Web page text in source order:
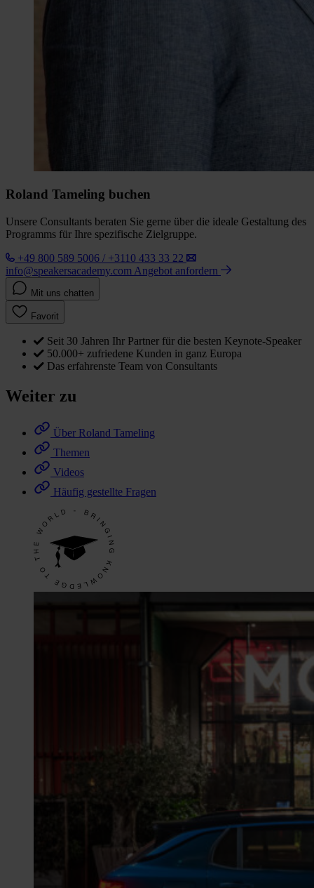
Roland Tameling buchen
Unsere Consultants beraten Sie gerne über die ideale Gestaltung des
Programms für Ihre spezifische Zielgruppe.
+49 800 589 5006 / +3110 433 33 22
info@speakersacademy.com Angebot anfordern
Mit uns chatten
Favorit
Seit 30 Jahren Ihr Partner für die besten Keynote-Speaker
50.000+ zufriedene Kunden in ganz Europa
Das erfahrenste Team von Consultants
Weiter zu
Über Roland Tameling
Themen
Videos
Häufig gestellte Fragen